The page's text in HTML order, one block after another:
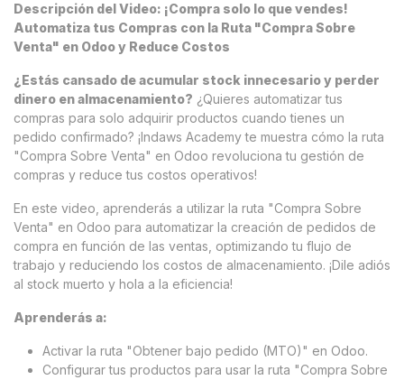
Descripción del Video: ¡Compra solo lo que vendes!
Automatiza tus Compras con la Ruta "Compra Sobre
Venta" en Odoo y Reduce Costos
¿Estás cansado de acumular stock innecesario y perder
dinero en almacenamiento? ¿Quieres automatizar tus
compras para solo adquirir productos cuando tienes un
pedido confirmado? ¡Indaws Academy te muestra cómo la ruta
"Compra Sobre Venta" en Odoo revoluciona tu gestión de
compras y reduce tus costos operativos!
En este video, aprenderás a utilizar la ruta "Compra Sobre
Venta" en Odoo para automatizar la creación de pedidos de
compra en función de las ventas, optimizando tu flujo de
trabajo y reduciendo los costos de almacenamiento. ¡Dile adiós
al stock muerto y hola a la eficiencia!
Aprenderás a:
Activar la ruta "Obtener bajo pedido (MTO)" en Odoo.
Configurar tus productos para usar la ruta "Compra Sobre